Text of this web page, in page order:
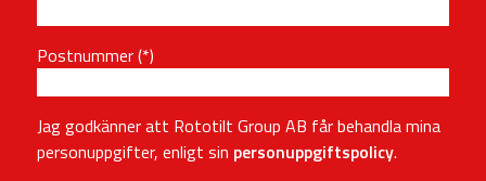
Postnummer
Jag godkänner att Rototilt Group AB får behandla mina
personuppgifter, enligt sin personuppgiftspolicy.